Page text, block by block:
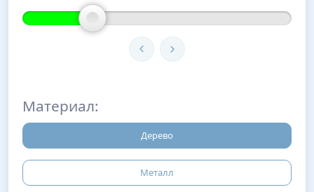
Материал:
Дерево
Металл